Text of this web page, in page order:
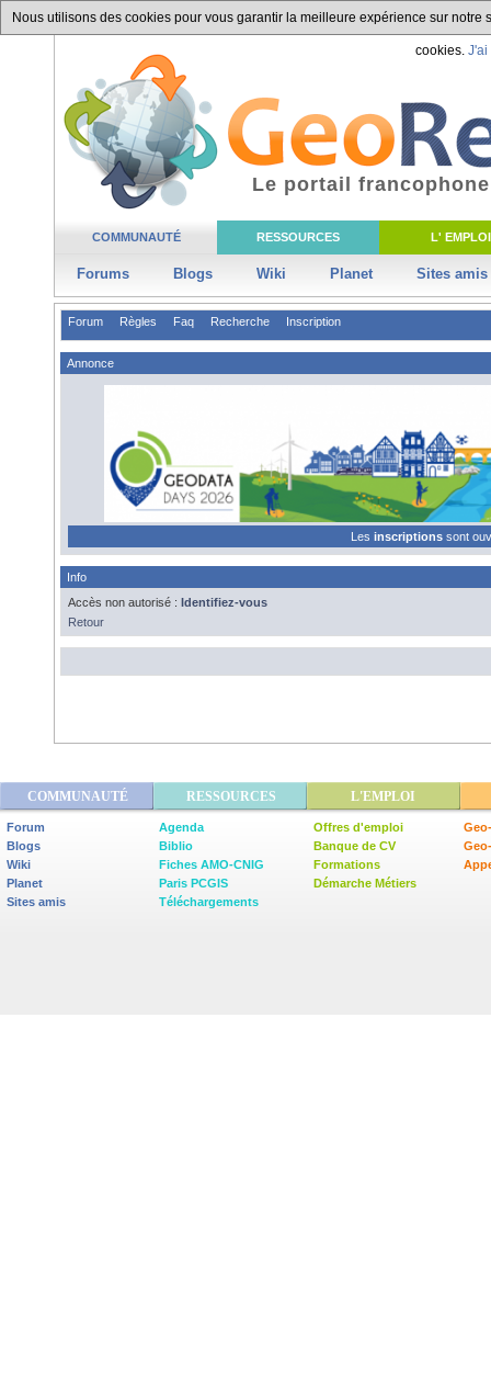
Nous utilisons des cookies pour vous garantir la meilleure expérience sur
cookies. J'ai
COMMUNAUTÉ RESSOURCES L' EMPLOI
Forums Blogs Wiki Planet Sites amis
Le portail
Forum Règles Faq Recherche Inscription
Annonce
Les inscriptions sont
Info
Accès non autorisé : Identifiez-vous
Retour
COMMUNAUTÉ RESSOURCES L'EMPLOI
Forum
Blogs
Wiki
Planet
Sites amis
Agenda
Biblio
Fiches AMO-CNIG
Paris PCGIS
Téléchargements
Offres d'emploi
Banque de CV
Formations
Démarche Métiers